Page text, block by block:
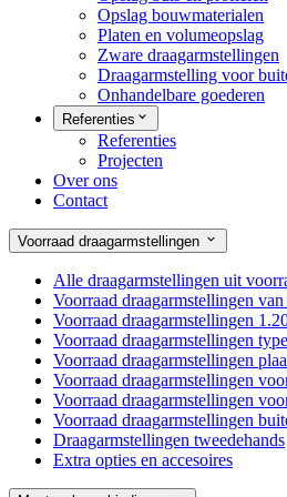
Opslag bouwmaterialen
Platen en volumeopslag
Zware draagarmstellingen
Draagarmstelling voor
Onhandelbare goederen
Referenties
Referenties
Projecten
Over ons
Contact
Voorraad draagarmstellingen
Alle draagarmstellingen uit
Voorraad draagarmstellingen
Voorraad draagarmstellingen
Voorraad draagarmstellingen
Voorraad draagarmstellingen
Voorraad draagarmstellingen
Voorraad draagarmstellingen
Voorraad draagarmstellingen
Draagarmstellingen tweedehands
Extra opties en accesoires